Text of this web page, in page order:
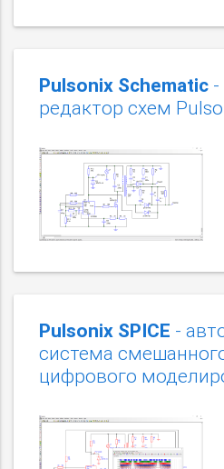
Pulsonix Schematic
редактор схем
Pulsonix SPICE -
система
цифрового